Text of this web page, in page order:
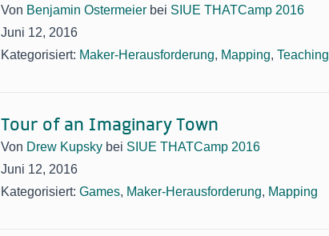
Von Benjamin Ostermeier bei SIUE THATCamp 2016
Juni 12, 2016
Kategorisiert: Maker-Herausforderung, Mapping, Teaching
Tour of an Imaginary Town
Von Drew Kupsky bei SIUE THATCamp 2016
Juni 12, 2016
Kategorisiert: Games, Maker-Herausforderung, Mapping